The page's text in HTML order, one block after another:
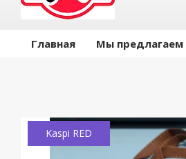
Главная Мы предлагаем
Kaspi RED